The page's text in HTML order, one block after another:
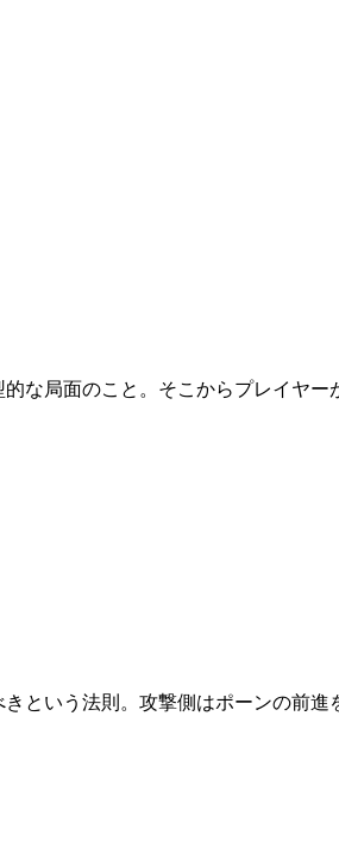
な局面のこと。そこからプレイヤー
という法則。攻撃側はポーンの前進